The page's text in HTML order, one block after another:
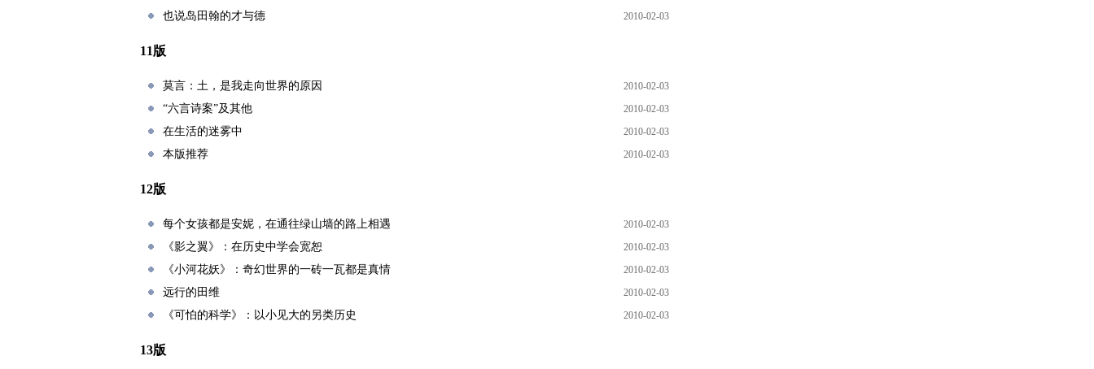
也说岛田翰的才与德 2010-02-03
11版
莫言：土，是我走向世界的原因 2010-02-03
“六言诗案”及其他 2010-02-03
在生活的迷雾中 2010-02-03
本版推荐 2010-02-03
12版
每个女孩都是安妮，在通往绿山墙的路上相遇 2010-02-03
《影之翼》：在历史中学会宽恕 2010-02-03
《小河花妖》：奇幻世界的一砖一瓦都是真情 2010-02-03
远行的田维 2010-02-03
《可怕的科学》：以小见大的另类历史 2010-02-03
13版